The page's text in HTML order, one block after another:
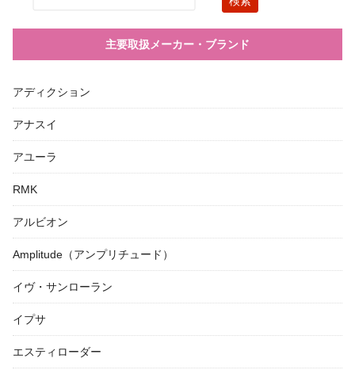
主要取扱メーカー・ブランド
アディクション
アナスイ
アユーラ
RMK
アルビオン
Amplitude（アンプリチュード）
イヴ・サンローラン
イプサ
エスティローダー